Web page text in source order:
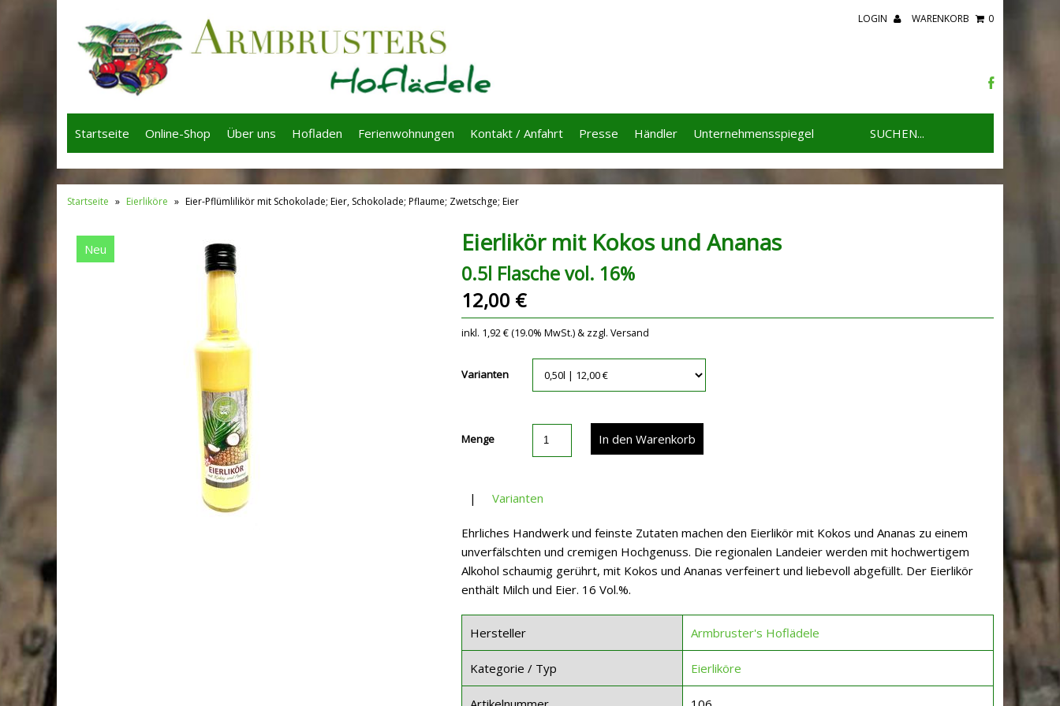
LOGIN WARENKORB 0
Startseite Online-Shop Über uns Hofladen Ferienwohnungen Kontakt / Anfahrt Presse Händler Unternehmensspiegel
Startseite » Eierliköre » Eier-Pflümlilikör mit Schokolade; Eier, Schokolade; Pflaume; Zwetschge; Eier
Neu Eierlikör mit Kokos und Ananas
0.5l Flasche vol. 16%
12,00 €
inkl. 1,92 € (19.0% MwSt.) & zzgl. Versand
Varianten
Menge
| Varianten
Ehrliches Handwerk und feinste Zutaten machen den Eierlikör mit Kokos und Ananas zu einem
unverfälschten und cremigen Hochgenuss. Die regionalen Landeier werden mit hochwertigem
Alkohol schaumig gerührt, mit Kokos und Ananas verfeinert und liebevoll abgefüllt. Der Eierlikör
enthält Milch und Eier. 16 Vol.%.
Hersteller Armbruster's Hoflädele
Kategorie / Typ Eierliköre